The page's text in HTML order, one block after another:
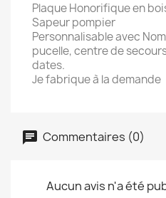
Plaque Honorifique en
Sapeur pompier
Personnalisable avec
pucelle, centre de
dates.
Je fabrique à la demande
Commentaires (0)
Aucun avis n'a été